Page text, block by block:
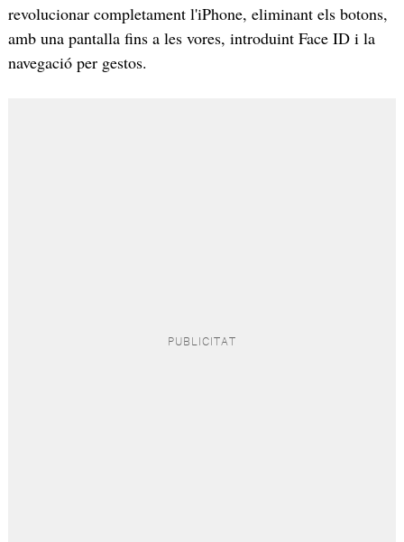
revolucionar completament l'iPhone, eliminant els botons,
amb una pantalla fins a les vores, introduint Face ID i la
navegació per gestos.